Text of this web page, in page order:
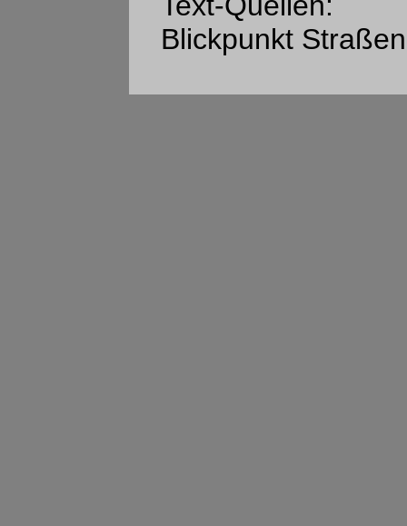
Blickpunkt